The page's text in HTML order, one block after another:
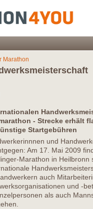
Marathon
- Strecke erhält
Startgebühren
und
Am 17. Mai 2009
Marathon in Heilbronn
auch
und -
als auch